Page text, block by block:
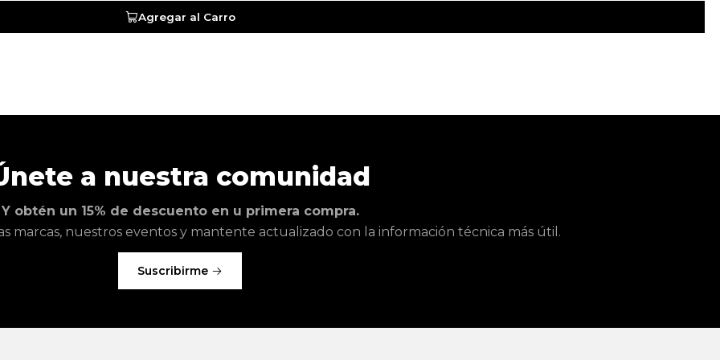
Agregar al Carro
a nuestra comunidad
Y obtén un 15% de descuento en u primera compra.
marcas, nuestros eventos y mantente actualizado con la información técnica más útil.
Suscribirme